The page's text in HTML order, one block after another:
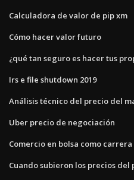
Calculadora de valor de pip xm
Cómo hacer valor futuro
¿qué tan seguro es hacer tus
Irs e file shutdown 2019
Análisis técnico del precio del
Uber precio de negociación
Comercio en bolsa como carrera
Cuando subieron los precios del